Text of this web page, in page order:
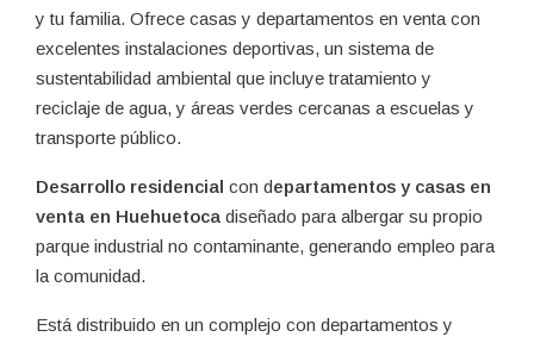
y tu familia. Ofrece casas y departamentos en venta con
excelentes instalaciones deportivas, un sistema de
sustentabilidad ambiental que incluye tratamiento y
reciclaje de agua, y áreas verdes cercanas a escuelas y
transporte público.
Desarrollo residencial con departamentos y casas en
venta en Huehuetoca diseñado para albergar su propio
parque industrial no contaminante, generando empleo para
la comunidad.
Está distribuido en un complejo con departamentos y